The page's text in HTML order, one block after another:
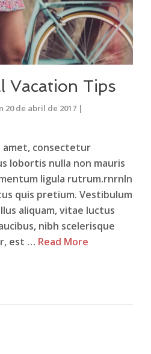
Vacation Tips
20 de abril de 2017 |
amet, consectetur
lobortis nulla non mauris
ligula rutrum.rnrnIn
quis pretium. Vestibulum
aliquam, vitae luctus
nibh scelerisque
est … Read More